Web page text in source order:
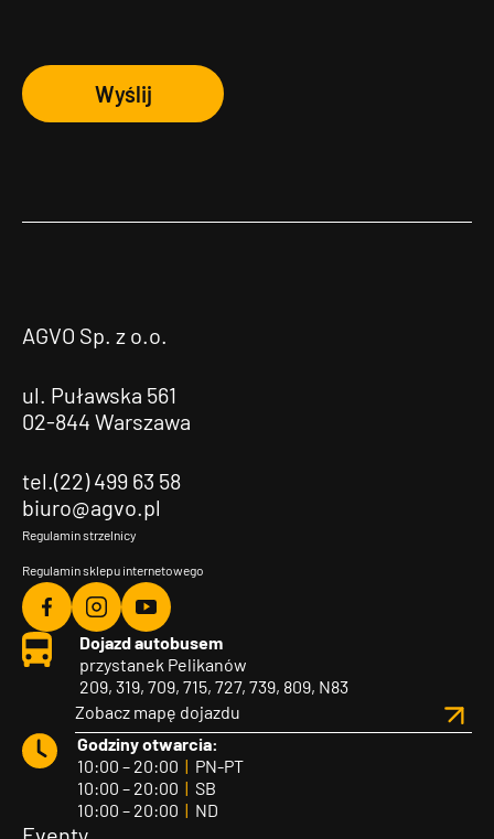
Wyślij
AGVO Sp. z o.o.
ul. Puławska 561
02-844 Warszawa
tel.(22) 499 63 58
biuro@agvo.pl
Regulamin strzelnicy
Regulamin sklepu internetowego
Agvo
Facebook
Agvo
Instagram
Agvo
YouTube
Dojazd autobusem
przystanek Pelikanów
209, 319, 709, 715, 727, 739, 809, N83
Zobacz mapę dojazdu
Godziny otwarcia:
10:00 – 20:00 | PN-PT
10:00 – 20:00 | SB
10:00 – 20:00 | ND